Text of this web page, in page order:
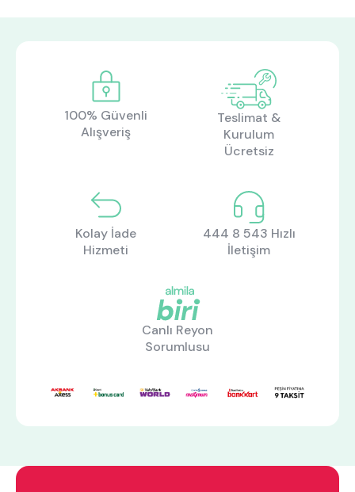
ne aramıştınız?
100% Güvenli
Alışveriş
Teslimat &
Kurulum
Ücretsiz
Kolay İade
Hizmeti
444 8 543 Hızlı
İletişim
Canlı Reyon
Sorumlusu